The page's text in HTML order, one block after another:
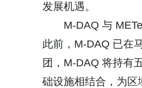
发展机遇。
M-DAQ 与
此前，M-DAQ 已在
团，M-DAQ 将持有
础设施相结合，为区